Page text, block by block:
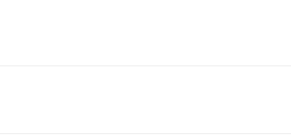
在右手边，那么回家的路就是火把在左边），哪怕你的